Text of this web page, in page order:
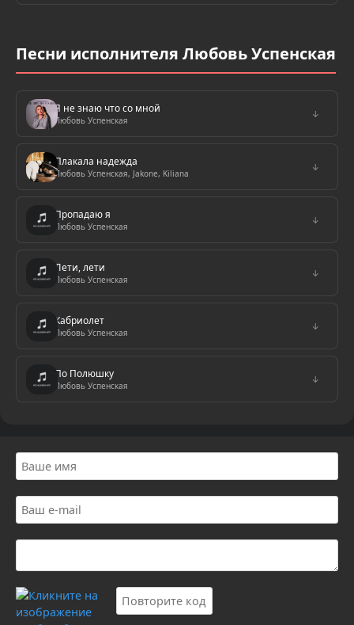
Песни исполнителя Любовь Успенская
Я не знаю что со мной
Любовь Успенская
↓
Плакала надежда
Любовь Успенская, Jakone, Kiliana
↓
Пропадаю я
Любовь Успенская
↓
Лети, лети
Любовь Успенская
↓
Кабриолет
Любовь Успенская
↓
По Полюшку
Любовь Успенская
↓